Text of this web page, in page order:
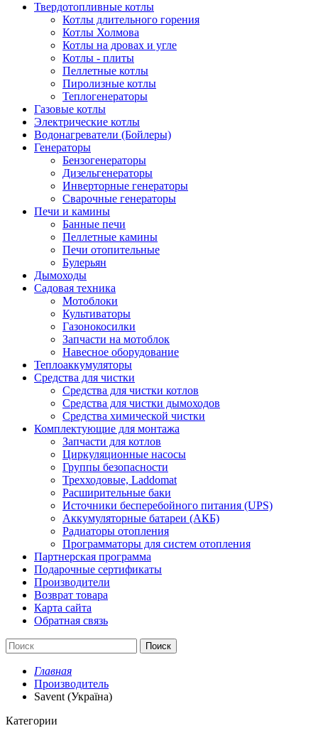
Твердотопливные котлы
Котлы длительного горения
Котлы Холмова
Котлы на дровах и угле
Котлы - плиты
Пеллетные котлы
Пиролизные котлы
Теплогенераторы
Газовые котлы
Электрические котлы
Водонагреватели (Бойлеры)
Генераторы
Бензогенераторы
Дизельгенераторы
Инверторные генераторы
Сварочные генераторы
Печи и камины
Банные печи
Пеллетные камины
Печи отопительные
Булерьян
Дымоходы
Садовая техника
Мотоблоки
Культиваторы
Газонокосилки
Запчасти на мотоблок
Навесное оборудование
Теплоаккумуляторы
Средства для чистки
Средства для чистки котлов
Средства для чистки дымоходов
Средства химической чистки
Комплектующие для монтажа
Запчасти для котлов
Циркуляционные насосы
Группы безопасности
Трехходовые, Laddomat
Расширительные баки
Источники бесперебойного питания (UPS)
Аккумуляторные батареи (АКБ)
Радиаторы отопления
Программаторы для систем отопления
Партнерская программа
Подарочные сертификаты
Производители
Возврат товара
Карта сайта
Обратная связь
Поиск
Главная
Производитель
Savent (Україна)
Категории